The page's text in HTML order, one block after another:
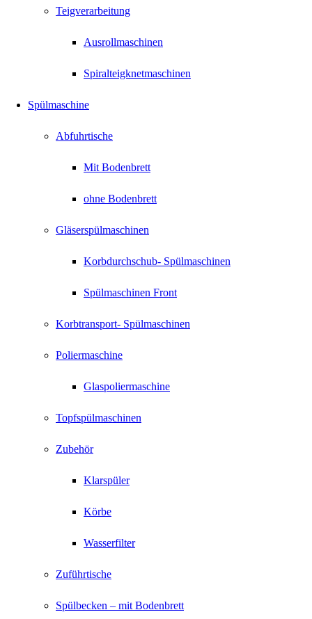
Teigverarbeitung
Ausrollmaschinen
Spiralteigknetmaschinen
Spülmaschine
Abfuhrtische
Mit Bodenbrett
ohne Bodenbrett
Gläserspülmaschinen
Korbdurchschub- Spülmaschinen
Spülmaschinen Front
Korbtransport- Spülmaschinen
Poliermaschine
Glaspoliermaschine
Topfspülmaschinen
Zubehör
Klarspüler
Körbe
Wasserfilter
Zuführtische
Spülbecken – mit Bodenbrett